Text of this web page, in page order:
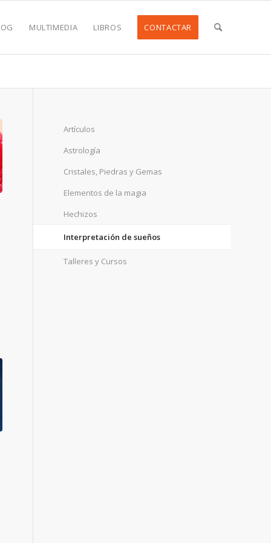
MULTIMEDIA LIBROS CONTACTAR
Artículos
Astrología
Cristales, Piedras y Gemas
Elementos de la magia
Hechizos
Interpretación de sueños
Talleres y Cursos